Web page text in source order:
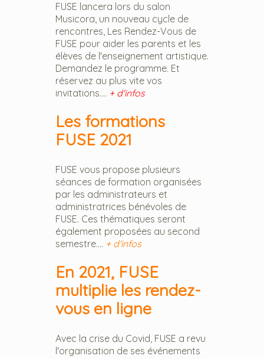
FUSE lancera lors du salon
Musicora, un nouveau cycle de
rencontres, Les Rendez-Vous de
FUSE pour aider les parents et les
élèves de l'enseignement artistique.
Demandez le programme. Et
réservez au plus vite vos
invitations.... + d'infos
Les formations
FUSE 2021
FUSE vous propose plusieurs
séances de formation organisées
par les administrateurs et
administratrices bénévoles de
FUSE. Ces thématiques seront
également proposées au second
semestre.... + d'infos
En 2021, FUSE
multiplie les rendez-
vous en ligne
Avec la crise du Covid, FUSE a revu
l'organisation de ses événements